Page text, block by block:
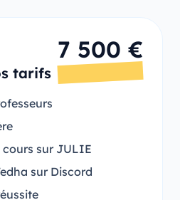
7 500 €
tarifs
cours sur JULIE
sur Discord